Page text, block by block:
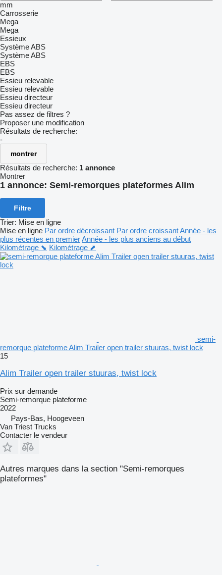
mm
Carrosserie
Mega
Mega
Essieux
Système ABS
Système ABS
EBS
EBS
Essieu relevable
Essieu relevable
Essieu directeur
Essieu directeur
Pas assez de filtres ?
Proposer une modification
Résultats de recherche:
-
montrer
Résultats de recherche: 1 annonce
Montrer
1 annonce: Semi-remorques plateformes Alim
Filtre
Trier: Mise en ligne
Mise en ligne Par ordre décroissant Par ordre croissantAnnée - les
plus récentes en premierAnnée - les plus anciens au début
Kilométrage ⬊ Kilométrage ⬈
semi-
remorque plateforme Alim Trailer open trailer stuuras, twist lock
15
Alim Trailer open trailer stuuras, twist lock
Prix sur demande
Semi-remorque plateforme
2022
Pays-Bas, Hoogeveen
Van Triest Trucks
Contacter le vendeur
Autres marques dans la section "Semi-remorques
plateformes"